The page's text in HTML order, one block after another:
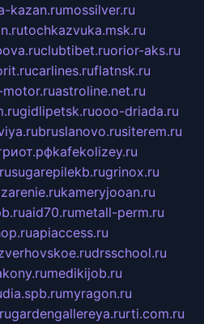
kazan.rumossilver.ru
tochkazvuka.msk.ru
clubtibet.ruorior-aks.ru
carlines.ruflatnsk.ru
astroline.net.ru
gidlipetsk.ruooo-driada.ru
bruslanovo.rusiterem.ru
kafekolizey.ru
sugarepilekb.rugrinox.ru
kameryjooan.ru
aid70.rumetall-perm.ru
apiaccess.ru
drsschool.ru
medikijob.ru
myragon.ru
gardengallereya.rurti.com.ru